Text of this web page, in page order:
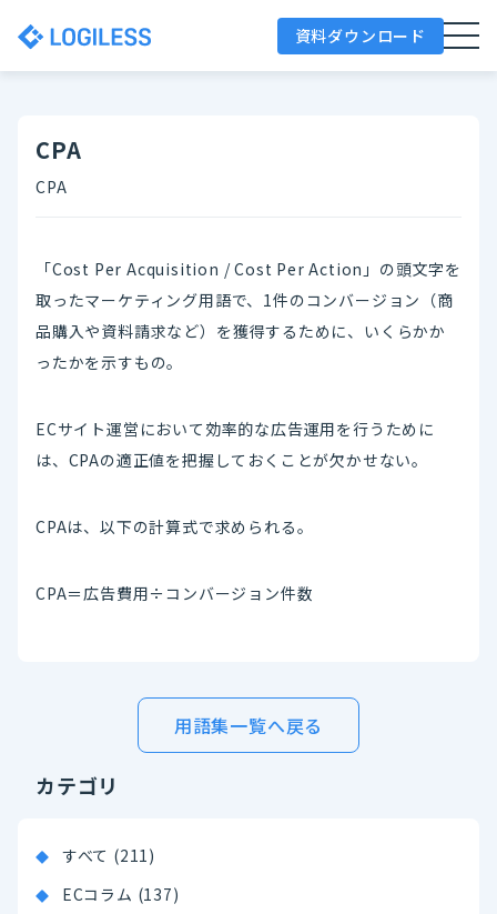
資料ダウンロード
CPA
CPA
「Cost Per Acquisition / Cost Per Action」の頭文字を
取ったマーケティング用語で、1件のコンバージョン（商
品購入や資料請求など）を獲得するために、いくらかか
ったかを示すもの。
ECサイト運営において効率的な広告運用を行うために
は、CPAの適正値を把握しておくことが欠かせない。
CPAは、以下の計算式で求められる。
CPA＝広告費用÷コンバージョン件数
用語集一覧へ戻る
カテゴリ
すべて (211)
ECコラム (137)